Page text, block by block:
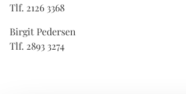
Tlf. 2126 3368
Birgit Pedersen
Tlf. 2893 3274